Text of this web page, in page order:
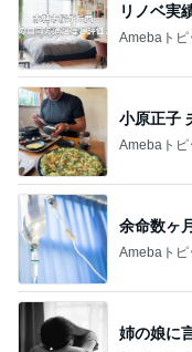
リノベ実
Amebaトピ
小原正子
Amebaトピ
余命数ヶ
Amebaトピ
姉の娘に